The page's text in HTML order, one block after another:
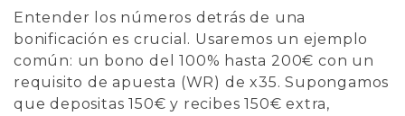
Entender los números detrás de una
bonificación es crucial. Usaremos un ejemplo
común: un bono del 100% hasta 200€ con un
requisito de apuesta (WR) de x35. Supongamos
que depositas 150€ y recibes 150€ extra,